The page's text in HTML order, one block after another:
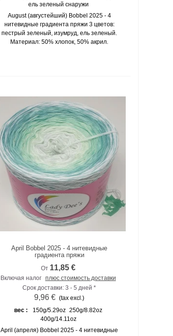
ель зеленый снаружи
August (августейший) Bobbel 2025 - 4
нитевидные градиента пряжи 3 цветов:
пестрый зеленый, изумруд, ель зеленый.
Материал: 50% хлопок, 50% акрил.
К сравнению
April Bobbel 2025 - 4 нитевидные
градиента пряжи
От 11,85 €
Включая налог плюс стоимость доставки
Срок доставки: 3 - 5 дней *
9,96 € (tax excl.)
вес :
150g/5.29oz 250g/8.82oz
400g/14.11oz
April (апреля) Bobbel 2025 - 4 нитевидные